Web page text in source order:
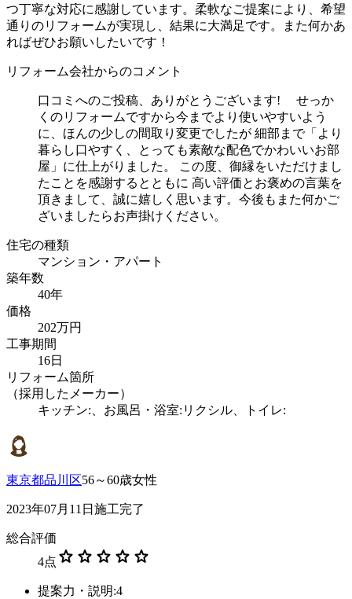
つ丁寧な対応に感謝しています。柔軟なご提案により、希望
通りのリフォームが実現し、結果に大満足です。また何かあ
ればぜひお願いしたいです！
リフォーム会社からのコメント
口コミへのご投稿、ありがとうございます! せっか
くのリフォームですから今までより使いやすいよう
に、ほんの少しの間取り変更でしたが 細部まで「より
暮らし口やすく、とっても素敵な配色でかわいいお部
屋」に仕上がりました。 この度、御縁をいただけまし
たことを感謝するとともに 高い評価とお褒めの言葉を
頂きまして、誠に嬉しく思います。今後もまた何かご
ざいましたらお声掛けください。
住宅の種類
マンション・アパート
築年数
40年
価格
202万円
工事期間
16日
リフォーム箇所
（採用したメーカー）
キッチン:、お風呂・浴室:リクシル、トイレ:
東京都品川区56～60歳女性
2023年07月11日施工完了
総合評価
4点 star star star star star
提案力・説明:4